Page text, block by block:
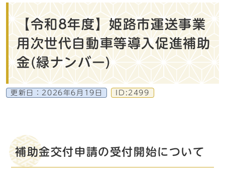
【令和8年度】姫路市運送事業
用次世代自動車等導入促進補助
金(緑ナンバー)
更新日： 2026年6月19日 ID:2499
補助金交付申請の受付開始について